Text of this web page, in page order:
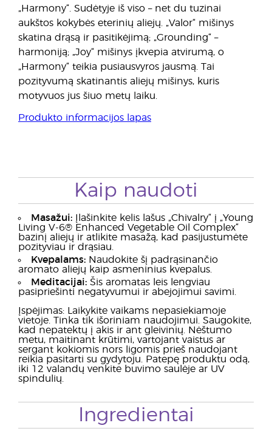
„Harmony“. Sudėtyje iš viso – net du tuzinai
aukštos kokybės eterinių aliejų. „Valor“ mišinys
skatina drąsą ir pasitikėjimą; „Grounding“ –
harmoniją; „Joy“ mišinys įkvepia atvirumą, o
„Harmony“ teikia pusiausvyros jausmą. Tai
pozityvumą skatinantis aliejų mišinys, kuris
motyvuos jus šiuo metų laiku.
Produkto informacijos lapas
Kaip naudoti
Masažui:
Įlašinkite kelis lašus „Chivalry“ į „Young
Living V-6® Enhanced Vegetable Oil Complex“
bazinį aliejų ir atlikite masažą, kad pasijustumėte
pozityviau ir drąsiau.
Kvepalams: Naudokite šį padrąsinančio
aromato aliejų kaip asmeninius kvepalus.
Meditacijai: Šis aromatas leis lengviau
pasipriešinti negatyvumui ir abejojimui savimi.
Įspėjimas: Laikykite vaikams nepasiekiamoje
vietoje. Tinka tik išoriniam naudojimui. Saugokite,
kad nepatektų į akis ir ant gleivinių. Nėštumo
metu, maitinant krūtimi, vartojant vaistus ar
sergant kokiomis nors ligomis prieš naudojant
reikia pasitarti su gydytoju. Patepę produktu odą,
iki 12 valandų venkite buvimo saulėje ar UV
spindulių.
Ingredientai